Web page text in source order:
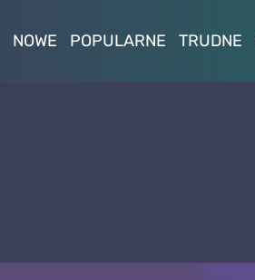
NOWE POPULARNE TRUDNE